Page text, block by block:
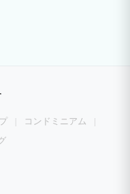
コンドミニアム